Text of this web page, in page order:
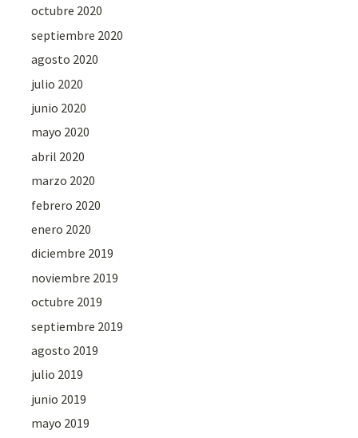
octubre 2020
septiembre 2020
agosto 2020
julio 2020
junio 2020
mayo 2020
abril 2020
marzo 2020
febrero 2020
enero 2020
diciembre 2019
noviembre 2019
octubre 2019
septiembre 2019
agosto 2019
julio 2019
junio 2019
mayo 2019